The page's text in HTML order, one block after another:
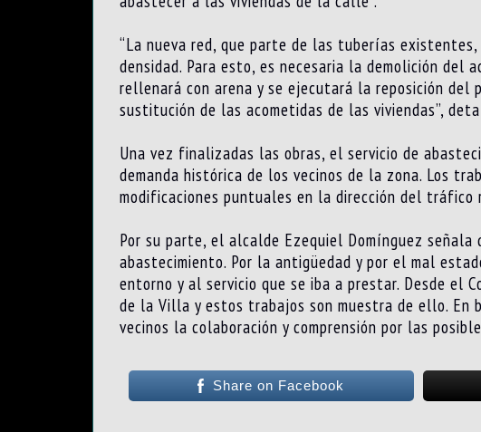
“La nueva red, que parte de las tuberías
densidad. Para esto, es necesaria la demolición
rellenará con arena y se ejecutará la reposición
sustitución de las acometidas de las viviendas”,
Una vez finalizadas las obras, el servicio de
demanda histórica de los vecinos de la zona. Los
modificaciones puntuales en la dirección del
Por su parte, el alcalde Ezequiel Domínguez
abastecimiento. Por la antigüedad y por el mal
entorno y al servicio que se iba a prestar. Desde el
de la Villa y estos trabajos son muestra de ello. En
vecinos la colaboración y comprensión por las
Share on Facebook